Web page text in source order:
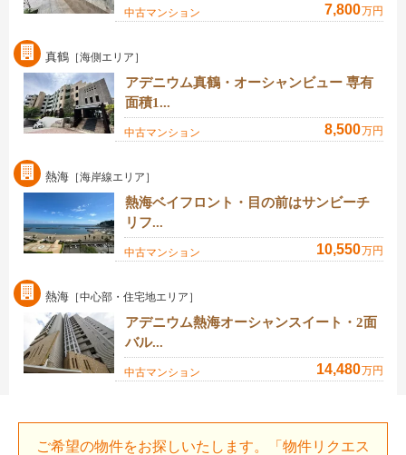
中古マンション 7,800万円
真鶴 ［海側エリア］
アデニウム真鶴・オーシャンビュー 専有
面積1...
中古マンション 8,500万円
熱海 ［海岸線エリア］
熱海ベイフロント・目の前はサンビーチ
リフ...
中古マンション 10,550万円
熱海 ［中心部・住宅地エリア］
アデニウム熱海オーシャンスイート・2面
バル...
中古マンション 14,480万円
ご希望の物件をお探しいたします。「物件リクエス